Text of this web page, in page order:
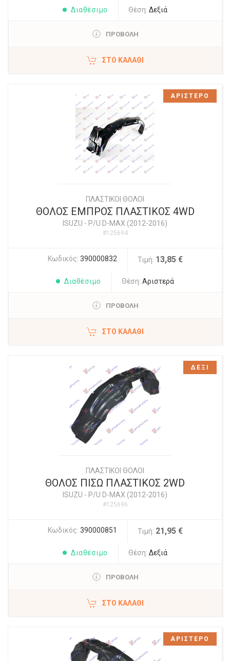
Διαθέσιμο Θέση: Δεξιά
ΠΡΟΒΟΛΗ
ΣΤΟ ΚΑΛΆΘΙ
ΠΛΑΣΤΙΚΟΙ ΘΟΛΟΙ
ΘΟΛΟΣ ΕΜΠΡΟΣ ΠΛΑΣΤΙΚΟΣ 4WD
ISUZU - P/U D-MAX (2012-2016)
#125694
Κωδικός: 390000832 Τιμή: 13,85 €
Διαθέσιμο Θέση: Αριστερά
ΠΡΟΒΟΛΗ
ΣΤΟ ΚΑΛΆΘΙ
ΑΡΙΣΤΕΡΟ
ΠΛΑΣΤΙΚΟΙ ΘΟΛΟΙ
ΘΟΛΟΣ ΠΙΣΩ ΠΛΑΣΤΙΚΟΣ 2WD
ISUZU - P/U D-MAX (2012-2016)
#125696
Κωδικός: 390000851 Τιμή: 21,95 €
Διαθέσιμο Θέση: Δεξιά
ΠΡΟΒΟΛΗ
ΣΤΟ ΚΑΛΆΘΙ
ΔΕΞΙ
ΑΡΙΣΤΕΡΟ